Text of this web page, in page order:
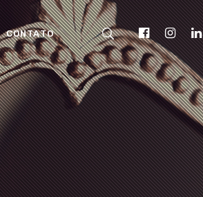
CONTATO